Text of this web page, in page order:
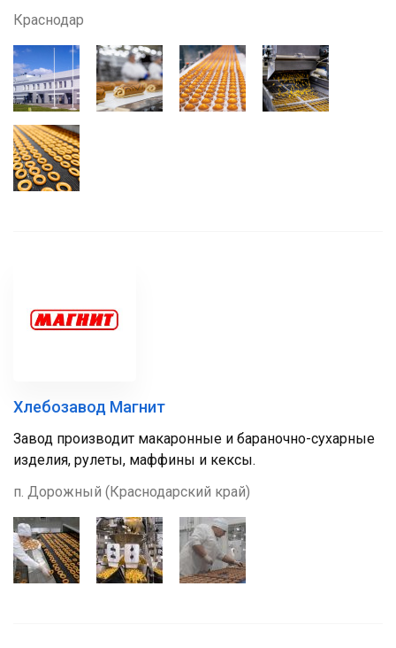
Краснодар
Хлебозавод Магнит
Завод производит макаронные и бараночно-сухарные
изделия, рулеты, маффины и кексы.
п. Дорожный (Краснодарский край)